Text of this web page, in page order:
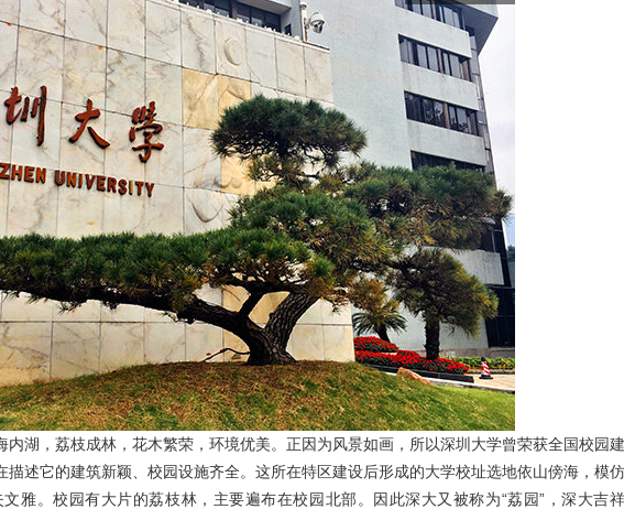
湖，荔枝成林，花木繁荣，环境优美。正因为风景如画，所以深圳大学曾荣获全国校园建
述它的建筑新颖、校园设施齐全。这所在特区建设后形成的大学校址选地依山傍海，模仿
雅。校园有大片的荔枝林，主要遍布在校园北部。因此深大又被称为“荔园”，深大吉祥